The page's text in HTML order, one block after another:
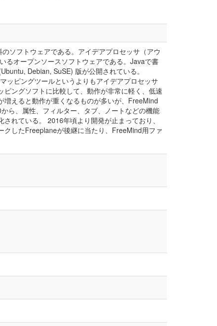
ソフトウェアである。アイデアプロセッサ（アウ
るオープンソースソフトウェアである。Javaで書
Debian, SuSE) 版が公開されている。
ッピングツールというよりもアイデアプロセッサ
ピングソフトに比較して、動作が非常に軽く、低速
えると動作が重くなるものが多いが、FreeMind
ら、属性、フィルター、タブ、ノートなどの機能
れている。 2016年頃より開発が止まっており、
したFreeplaneが後継に当たり、FreeMind用ファ